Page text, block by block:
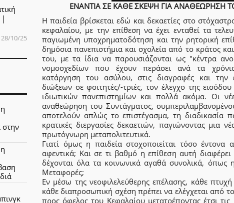
ΕΝΑΝΤΙΑ ΣΕ ΚΑΘΕ ΣΚΕΨΗ ΓΙΑ ΑΝΑΘΕΩΡΗΣΗ
Η παιδεία βρίσκεται εδώ και δεκαετίες στο
κεφαλαίου, με την επίθεση να έχει ενταθεί τα
παγιωμένη υποχρηματοδότηση και την ρητορική
δημόσια πανεπιστήμια και σχολεία από το κράτος
του, με τα ίδια να παρουσιάζονται ως "κέντρα
νομοσχεδίων που έχουν περάσει ανά τα
κατάργηση του ασύλου, στις διαγραφές και την
διώξεων σε φοιτητές/-τριές, τον έλεγχο της
ιδιωτικών πανεπιστημίων και πολλά ακόμα. Οι
αναθεώρηση του Συντάγματος,
αποτελούν απλώς το επιστέγασμα, τη διαδικασία
κρατικές διεργασίες δεκαετιών, παγιώνοντας μια
πρωτόγνωρη μεταπολιτευτικά.
Γιατί όμως η παιδεία στοχοποιείται τόσο
αφεντικά; Και σε τι βαθμό η επίθεση αυτή
δέχονται όλα τα κοινωνικά αγαθά συνολικά, όπως
Μεταφορές;
Εν μέσω της νεοφιλελεύθερης επέλασης, κάθε
κάθε διαπροσωπική σχέση πρέπει να ελέγχεται από
προς όφελος του Κεφαλαίου μετατρέποντας έτσι τις
|
28/10/25
στην